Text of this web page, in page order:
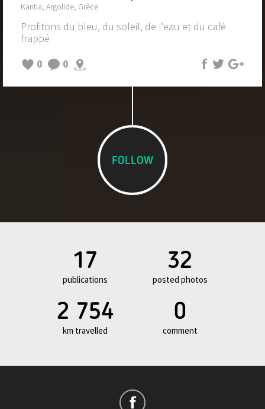
Kantia, Argolide, Grèce
Profitons du bleu, du soleil, de l'eau et du café
frappé
0
0
FOLLOW
17
publications
32
posted photos
2 754
km travelled
0
comment